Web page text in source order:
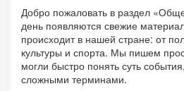
Добро пожаловать в раздел
день появляются свежие
происходит в нашей стране: от
культуры и спорта. Мы пишем
могли быстро понять суть
сложными терминами.